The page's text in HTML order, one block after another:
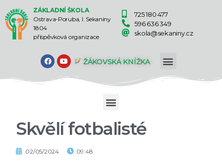
ZÁKLADNÍ ŠKOLA
Ostrava-Poruba, I. Sekaniny
1804
příspěvková organizace
725 180 477
596 636 349
skola@sekaniny.cz
ŽÁKOVSKÁ KNÍŽKA
Skvělí fotbalisté
02/05/2024 09:48